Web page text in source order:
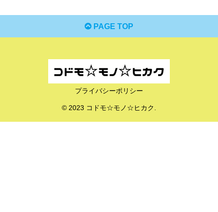
PAGE TOP
プライバシーポリシー
© 2023 コドモ☆モノ☆ヒカク.